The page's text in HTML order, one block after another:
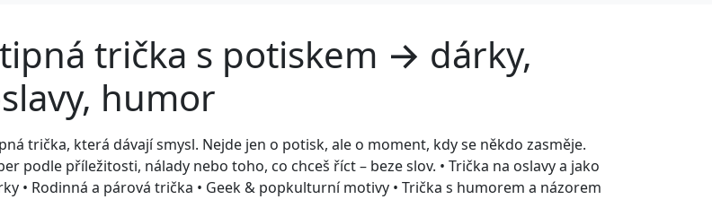
trička s potiskem → dárky,
humor
trička, která dávají smysl. Nejde jen o potisk, ale o moment, kdy se někdo zasměje.
podle příležitosti, nálady nebo toho, co chceš říct – beze slov. • Trička na oslavy a jako
• Rodinná a párová trička • Geek & popkulturní motivy • Trička s humorem a názorem